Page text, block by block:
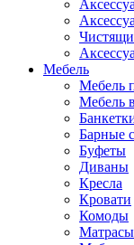
Мебель
Мебель
Мебель
Барные
Буфеты
Диваны
Кресла
Кровати
Комоды
Матрасы